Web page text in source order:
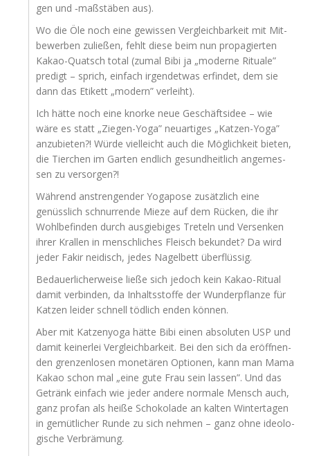
gen und ‑maß­stä­ben aus).
Wo die Öle noch eine gewis­sen Ver­gleich­bar­keit mit Mit­
be­wer­ben zulie­ßen, fehlt die­se beim nun pro­pa­gier­ten
Kakao-Quatsch total (zumal Bibi ja „moder­ne Ritua­le”
pre­digt – sprich, ein­fach irgend­et­was erfin­det, dem sie
dann das Eti­kett „modern” verleiht).
Ich hät­te noch eine knor­ke neue Geschäfts­idee – wie
wäre es statt „Zie­gen-Yoga” neu­ar­ti­ges „Kat­zen-Yoga”
anzu­bie­ten?! Wür­de viel­leicht auch die Mög­lich­keit bie­ten,
die Tier­chen im Gar­ten end­lich gesund­heit­lich ange­mes­
sen zu versorgen?!
Wäh­rend anstren­gen­der Yoga­po­se zusätz­lich eine
genüss­lich schnur­ren­de Mie­ze auf dem Rücken, die ihr
Wohl­be­fin­den durch aus­gie­bi­ges Tre­teln und Ver­sen­ken
ihrer Kral­len in mensch­li­ches Fleisch bekun­det? Da wird
jeder Fakir nei­disch, jedes Nagel­bett überflüssig.
Bedau­er­li­cher­wei­se lie­ße sich jedoch kein Kakao-Ritu­al
damit ver­bin­den, da Inhalts­stof­fe der Wun­der­pflan­ze für
Kat­zen lei­der schnell töd­lich enden können.
Aber mit Kat­zen­yo­ga hät­te Bibi einen abso­lu­ten USP und
damit kei­ner­lei Ver­gleich­bar­keit. Bei den sich da eröff­nen­
den gren­zen­lo­sen mone­tä­ren Optio­nen, kann man Mama
Kakao schon mal „eine gute Frau sein las­sen”. Und das
Getränk ein­fach wie jeder ande­re nor­ma­le Mensch auch,
ganz pro­fan als hei­ße Scho­ko­la­de an kal­ten Win­ter­ta­gen
in gemüt­li­cher Run­de zu sich neh­men – ganz ohne ideo­lo­
gi­sche Verbrämung.